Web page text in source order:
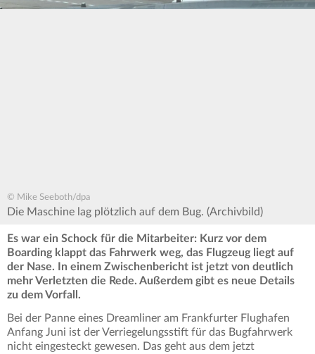
© Mike Seeboth/dpa
Die Maschine lag plötzlich auf dem Bug. (Archivbild)
Es war ein Schock für die Mitarbeiter: Kurz vor dem
Boarding klappt das Fahrwerk weg, das Flugzeug liegt auf
der Nase. In einem Zwischenbericht ist jetzt von deutlich
mehr Verletzten die Rede. Außerdem gibt es neue Details
zu dem Vorfall.
Bei der Panne eines Dreamliner am Frankfurter Flughafen
Anfang Juni ist der Verriegelungsstift für das Bugfahrwerk
nicht eingesteckt gewesen. Das geht aus dem jetzt